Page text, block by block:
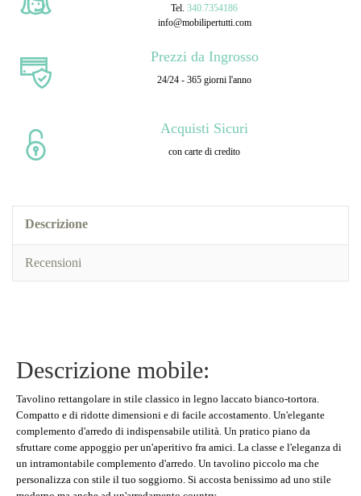
Tel. 340.7354186
info@mobilipertutti.com
Prezzi da Ingrosso
24/24 - 365 giorni l'anno
Acquisti Sicuri
con carte di credito
Descrizione
Recensioni
Descrizione mobile:
Tavolino rettangolare in stile classico in legno laccato bianco-tortora.
Compatto e di ridotte dimensioni e di facile accostamento. Un'elegante
complemento d'arredo di indispensabile utilità. Un pratico piano da
sfruttare come appoggio per un'aperitivo fra amici. La classe e l'eleganza di
un intramontabile complemento d'arredo. Un tavolino piccolo ma che
personalizza con stile il tuo soggiorno. Si accosta benissimo ad uno stile